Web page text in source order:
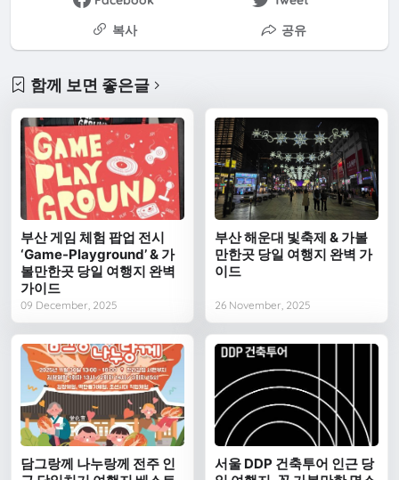
복사
공유
함께 보면 좋은글
부산 게임 체험 팝업 전시
‘Game-Playground’ & 가
볼만한곳 당일 여행지 완벽
가이드
09 December, 2025
부산 해운대 빛축제 & 가볼
만한곳 당일 여행지 완벽 가
이드
26 November, 2025
담그랑께 나누랑께 전주 인
서울 DDP 건축투어 인근 당